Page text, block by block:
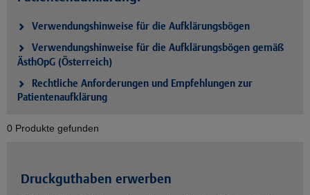
Verwendungshinweise für die Aufklärungsbögen
Verwendungshinweise für die Aufklärungsbögen gemäß
ÄsthOpG (Österreich)
Rechtliche Anforderungen und Empfehlungen zur
Patientenaufklärung
0 Produkte gefunden
Druckguthaben erwerben